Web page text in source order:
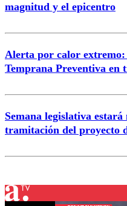
magnitud y el epicentro
Alerta por calor
Temprana Preventiva en
Semana legislativa
tramitación del proyecto